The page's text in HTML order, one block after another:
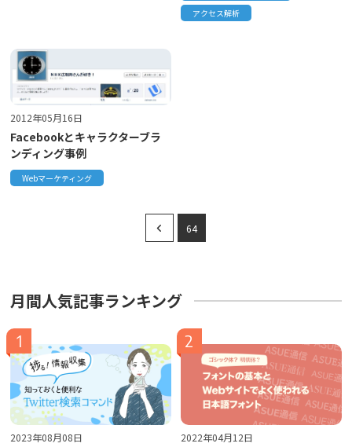
アクセス解析
2012年05月16日
Facebookとキャラクターブラ
ンディング事例
Webマーケティング
64
月間人気記事ランキング
2023年08月08日 2022年04月12日